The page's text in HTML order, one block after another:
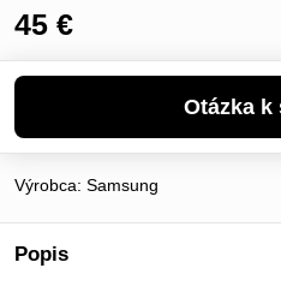
45 €
Výrobca: Samsung
Popis